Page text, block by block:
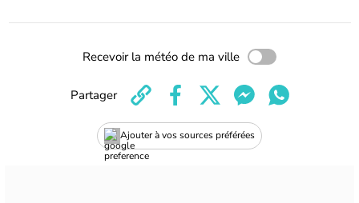
Recevoir la météo de ma ville
Ajouter à vos sources préférées
Partager